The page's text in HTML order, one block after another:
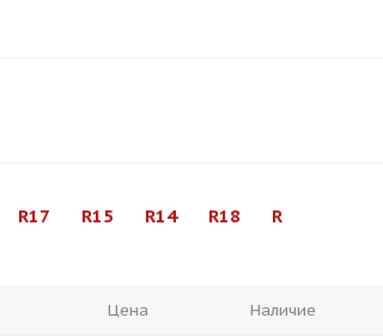
R17 R15 R14 R18 R
Цена Наличие